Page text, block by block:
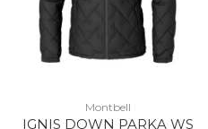
Montbell
IGNIS DOWN PARKA WS